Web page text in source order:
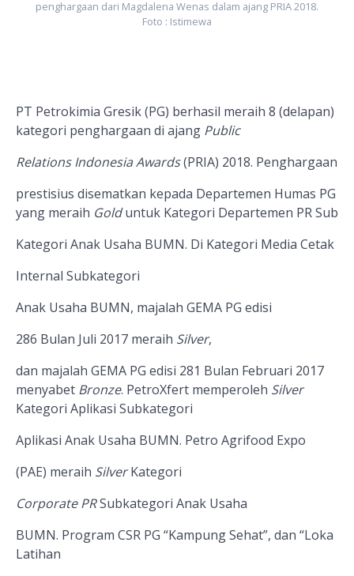
penghargaan dari Magdalena Wenas dalam ajang PRIA 2018.
Foto : Istimewa
PT Petrokimia Gresik (PG) berhasil meraih 8 (delapan)
kategori penghargaan di ajang Public
Relations Indonesia Awards(PRIA) 2018. Penghargaan
prestisius disematkan kepada Departemen Humas PG
yang meraih Golduntuk Kategori Departemen PR Sub
Kategori Anak Usaha BUMN. Di Kategori Media Cetak
Internal Subkategori
Anak Usaha BUMN, majalah GEMA PG edisi
286 Bulan Juli 2017 meraih Silver,
dan majalah GEMA PG edisi 281 Bulan Februari 2017
menyabet Bronze. PetroXfert memperoleh Silver
Kategori Aplikasi Subkategori
Aplikasi Anak Usaha BUMN. Petro Agrifood Expo
(PAE) meraih SilverKategori
Corporate PRSubkategori Anak Usaha
BUMN. Program CSR PG “Kampung Sehat”, dan “Loka
Latihan